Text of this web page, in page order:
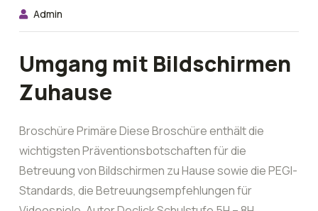
Admin
Umgang mit Bildschirmen
Zuhause
Broschüre Primäre Diese Broschüre enthält die
wichtigsten Präventionsbotschaften für die
Betreuung von Bildschirmen zu Hause sowie die PEGI-
Standards, die Betreuungsempfehlungen für